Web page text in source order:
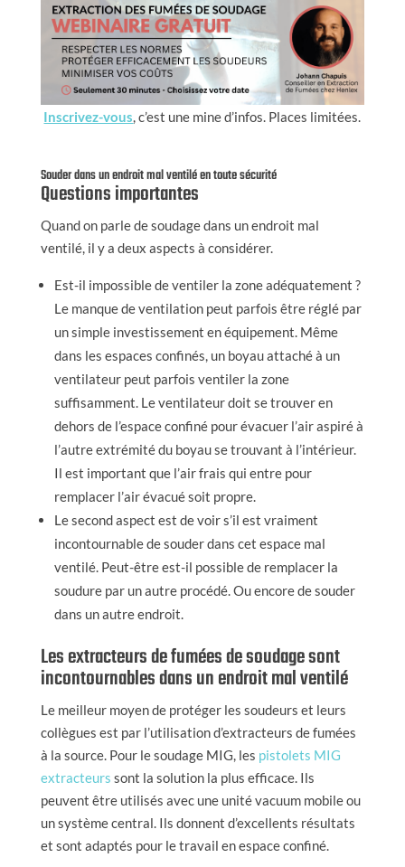
Inscrivez-vous, c’est une mine d’infos. Places limitées.
Souder dans un endroit mal ventilé en toute sécurité
Questions importantes
Quand on parle de soudage dans un endroit mal
ventilé, il y a deux aspects à considérer.
Est-il impossible de ventiler la zone adéquatement ?
Le manque de ventilation peut parfois être réglé par
un simple investissement en équipement. Même
dans les espaces confinés, un boyau attaché à un
ventilateur peut parfois ventiler la zone
suffisamment. Le ventilateur doit se trouver en
dehors de l’espace confiné pour évacuer l’air aspiré à
l’autre extrémité du boyau se trouvant à l’intérieur.
Il est important que l’air frais qui entre pour
remplacer l’air évacué soit propre.
Le second aspect est de voir s’il est vraiment
incontournable de souder dans cet espace mal
ventilé. Peut-être est-il possible de remplacer la
soudure par un autre procédé. Ou encore de souder
dans un autre endroit.
Les extracteurs de fumées de soudage sont
incontournables dans un endroit mal ventilé
Le meilleur moyen de protéger les soudeurs et leurs
collègues est par l’utilisation d’extracteurs de fumées
à la source. Pour le soudage MIG, les pistolets MIG
extracteurs sont la solution la plus efficace. Ils
peuvent être utilisés avec une unité vacuum mobile ou
un système central. Ils donnent d’excellents résultats
et sont adaptés pour le travail en espace confiné.